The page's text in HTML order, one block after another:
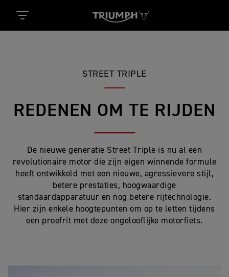
STREET TRIPLE
REDENEN OM TE RIJDEN
De nieuwe generatie Street Triple is nu al een
revolutionaire motor die zijn eigen winnende formule
heeft ontwikkeld met een nieuwe, agressievere stijl,
betere prestaties, hoogwaardige
standaardapparatuur en nog betere rijtechnologie.
Hier zijn enkele hoogtepunten om op te letten tijdens
een proefrit met deze ongelooflijke motorfiets.